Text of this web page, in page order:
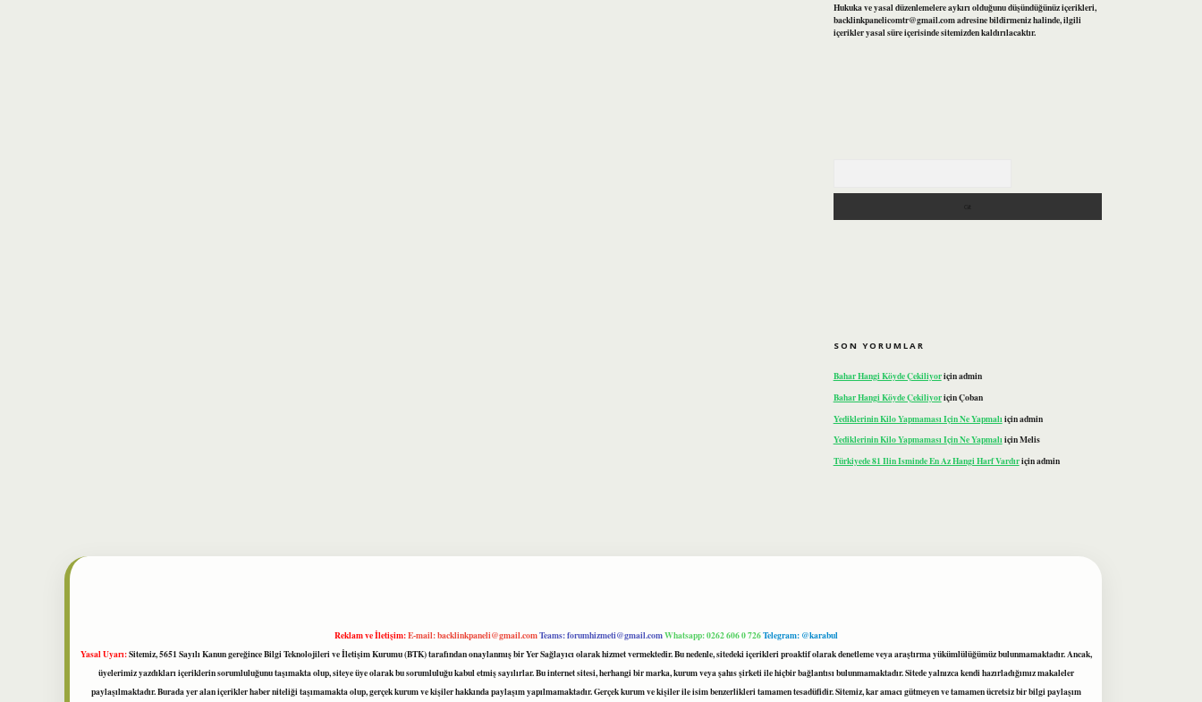
Hukuka ve yasal düzenlemelere aykırı olduğunu düşündüğünüz içerikleri,
backlinkpanelicomtr@gmail.comadresine bildirmeniz halinde, ilgili
içerikler yasal süre içerisinde sitemizden kaldırılacaktır.
SON YORUMLAR
Bahar Hangi Köyde Çekiliyoriçinadmin
Bahar Hangi Köyde ÇekiliyoriçinÇoban
Yediklerinin Kilo Yapmaması Için Ne Yapmalı içinadmin
Yediklerinin Kilo Yapmaması Için Ne YapmalıiçinMelis
Türkiyede 81 Ilin Isminde En Az Hangi Harf Vardıriçinadmin
Reklam ve İletişim:E-mail:backlinkpaneli@gmail.comTeams:forumhizmeti@gmail.comWhatsapp: 0262 606 0 726Telegram: @karabul
Yasal Uyarı:Sitemiz, 5651 Sayılı Kanun gereğince Bilgi Teknolojileri ve İletişim Kurumu (BTK) tarafından onaylanmış bir Yer Sağlayıcı olarak hizmet vermektedir. Bu nedenle, sitedeki içerikleri proaktif olarak denetleme veya araştırma yükümlülüğümüz bulunmamaktadır. Ancak,
üyelerimiz yazdıkları içeriklerin sorumluluğunu taşımakta olup, siteye üye olarak bu sorumluluğu kabul etmiş sayılırlar. Bu internet sitesi, herhangi bir marka, kurum veya şahıs şirketi ile hiçbir bağlantısı bulunmamaktadır. Sitede yalnızca kendi hazırladığımız makaleler
paylaşılmaktadır. Burada yer alan içerikler haber niteliği taşımamakta olup, gerçek kurum ve kişiler hakkında paylaşım yapılmamaktadır. Gerçek kurum ve kişiler ile isim benzerlikleri tamamen tesadüfidir. Sitemiz, kar amacı gütmeyen ve tamamen ücretsiz bir bilgi paylaşım